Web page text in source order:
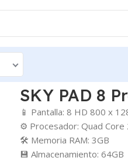
SKY PAD 8
📱 Pantalla: 8 HD 800 x
⚙️ Procesador: Quad Core
🛠️ Memoria RAM: 3GB
💾 Almacenamiento: 64GB